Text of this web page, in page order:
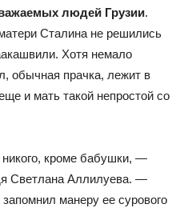
людей Грузии.
Сталина не решились
Хотя немало
обычная прачка, лежит в
и мать такой непростой со
кроме бабушки, —
Светлана Аллилуева. —
манеру ее сурового